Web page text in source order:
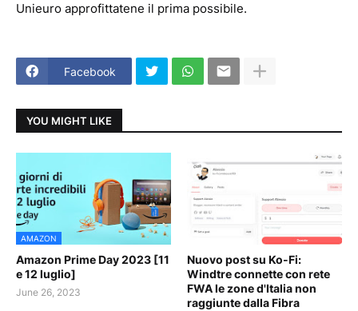
Unieuro approfittatene il prima possibile.
Facebook
YOU MIGHT LIKE
AMAZON
Amazon Prime Day 2023 [11
e 12 luglio]
June 26, 2023
Nuovo post su Ko-Fi:
Windtre connette con rete
FWA le zone d'Italia non
raggiunte dalla Fibra